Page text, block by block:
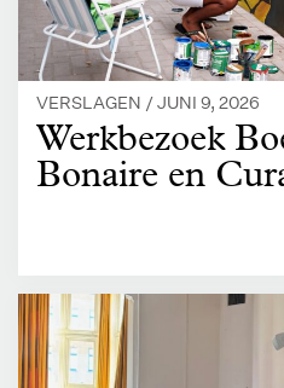
VERSLAGEN /JUNI 9, 2026
Werkbezoek
Bonaire en